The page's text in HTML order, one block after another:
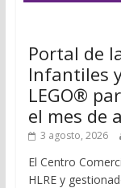
Portal de
Infantiles
LEGO®
el mes de
3 agosto, 2026
El Centro
HLRE y